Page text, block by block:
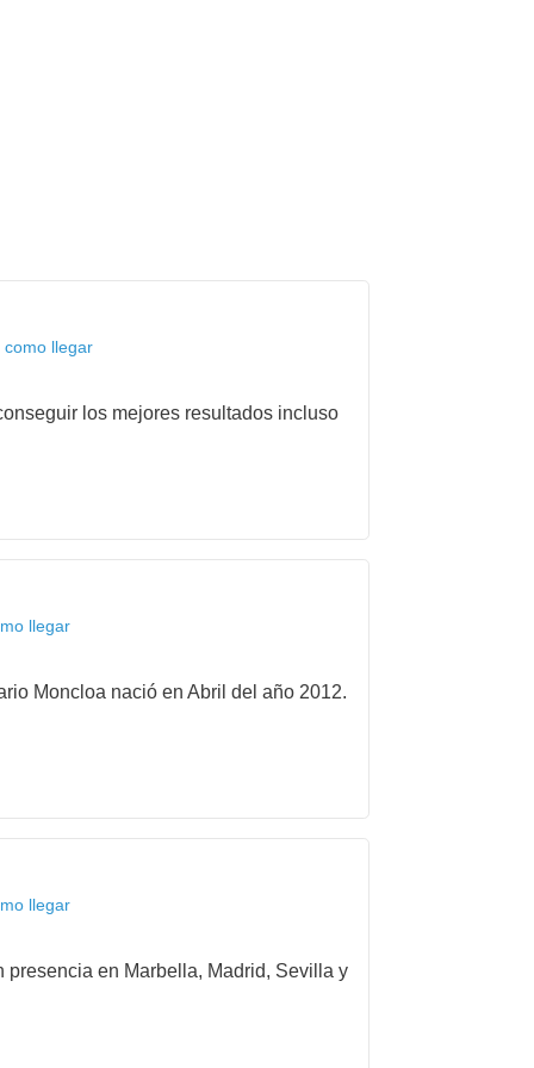
llegar
los mejores resultados incluso
llegar
Moncloa nació en Abril del año 2012.
llegar
en Marbella, Madrid, Sevilla y